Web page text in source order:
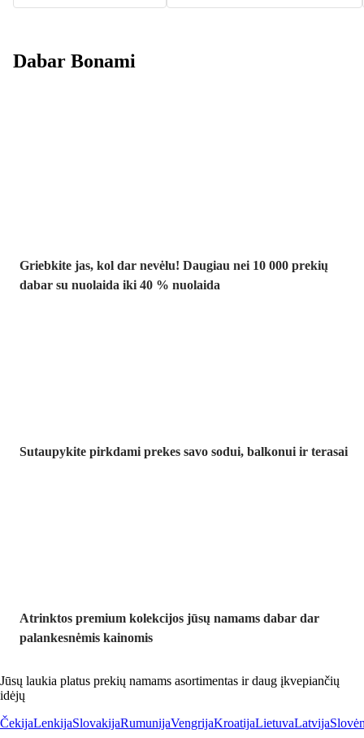
Dabar Bonami
Griebkite jas, kol dar nevėlu! Daugiau nei 10 000 prekių
dabar su nuolaida iki 40 % nuolaida
Sutaupykite pirkdami prekes savo sodui, balkonui ir terasai
Atrinktos premium kolekcijos jūsų namams dabar dar
palankesnėmis kainomis
Jūsų laukia platus prekių namams asortimentas ir daug įkvepiančių
idėjų
ČekijaLenkijaSlovakijaRumunijaVengrijaKroatijaLietuvaLatvija